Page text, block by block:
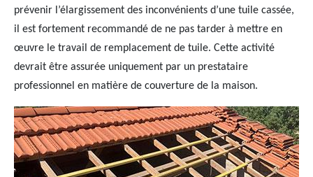
prévenir l’élargissement des inconvénients d’une tuile cassée,
il est fortement recommandé de ne pas tarder à mettre en
œuvre le travail de remplacement de tuile. Cette activité
devrait être assurée uniquement par un prestataire
professionnel en matière de couverture de la maison.